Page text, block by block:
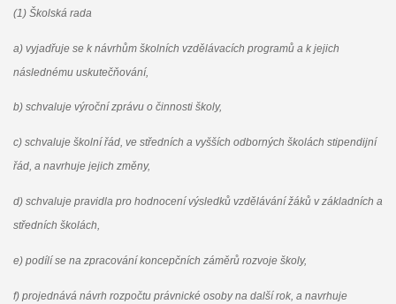
(1) Školská rada
a) vyjadřuje se k návrhům školních vzdělávacích programů a k jejich
následnému uskutečňování,
b) schvaluje výroční zprávu o činnosti školy,
c) schvaluje školní řád, ve středních a vyšších odborných školách stipendijní
řád, a navrhuje jejich změny,
d) schvaluje pravidla pro hodnocení výsledků vzdělávání žáků v základních a
středních školách,
e) podílí se na zpracování koncepčních záměrů rozvoje školy,
f) projednává návrh rozpočtu právnické osoby na další rok, a navrhuje